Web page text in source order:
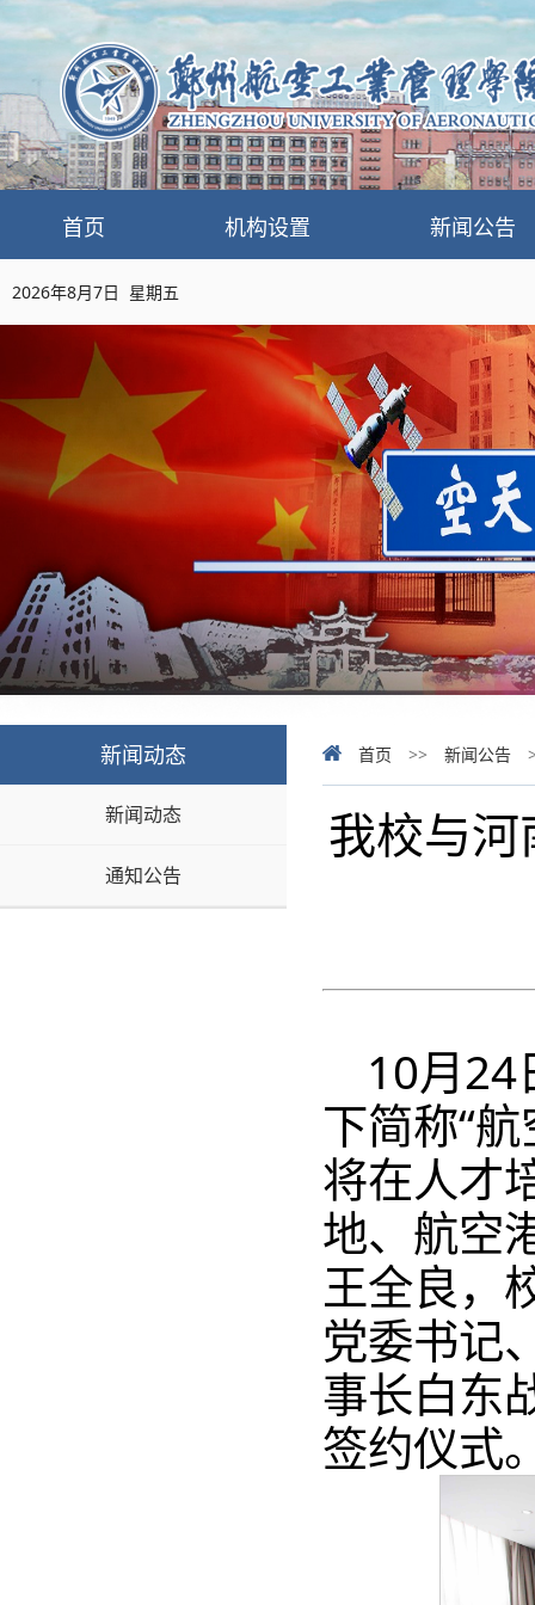
首页 机构设置 新闻公告
2026年8月7日 星期五
新闻动态
新闻动态
通知公告
首页 >> 新闻公告
我校与
10月24
下简称“
将在人才
地、航空
王全良，
党委书记
事长白东
签约仪式